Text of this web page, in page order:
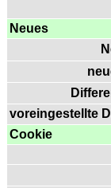
Neues
voreingestellte
Cookie